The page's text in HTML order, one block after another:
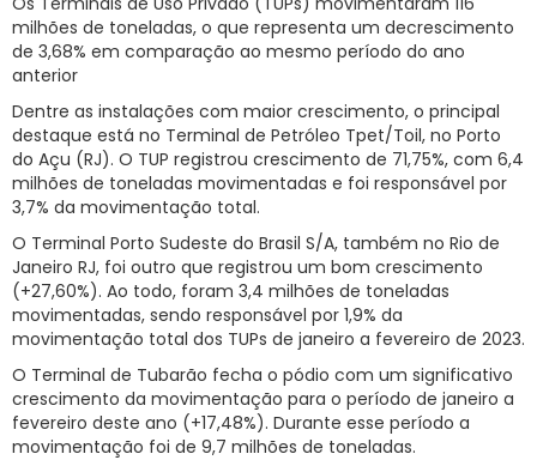
milhões de toneladas, o que representa um decrescimento
de 3,68% em comparação ao mesmo período do ano
anterior
Dentre as instalações com maior crescimento, o principal
destaque está no Terminal de Petróleo Tpet/Toil, no Porto
do Açu (RJ). O TUP registrou crescimento de 71,75%, com 6,4
milhões de toneladas movimentadas e foi responsável por
3,7% da movimentação total.
O Terminal Porto Sudeste do Brasil S/A, também no Rio de
Janeiro RJ, foi outro que registrou um bom crescimento
(+27,60%). Ao todo, foram 3,4 milhões de toneladas
movimentadas, sendo responsável por 1,9% da
movimentação total dos TUPs de janeiro a fevereiro de 2023.
O Terminal de Tubarão fecha o pódio com um significativo
crescimento da movimentação para o período de janeiro a
fevereiro deste ano (+17,48%). Durante esse período a
movimentação foi de 9,7 milhões de toneladas.